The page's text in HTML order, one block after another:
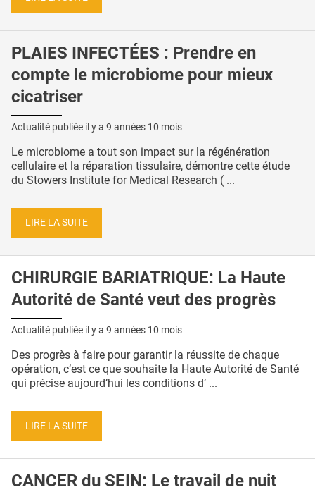
PLAIES INFECTÉES : Prendre en
compte le microbiome pour mieux
cicatriser
Actualité publiée il y a 9 années 10 mois
Le microbiome a tout son impact sur la régénération
cellulaire et la réparation tissulaire, démontre cette étude
du Stowers Institute for Medical Research ( ...
LIRE LA SUITE
CHIRURGIE BARIATRIQUE: La Haute
Autorité de Santé veut des progrès
Actualité publiée il y a 9 années 10 mois
Des progrès à faire pour garantir la réussite de chaque
opération, c’est ce que souhaite la Haute Autorité de Santé
qui précise aujourd’hui les conditions d’ ...
LIRE LA SUITE
CANCER du SEIN: Le travail de nuit